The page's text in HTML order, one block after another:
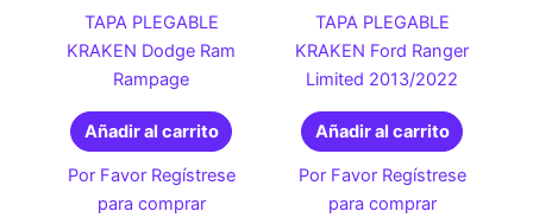
TAPA PLEGABLE
KRAKEN Dodge Ram
Rampage
Añadir al carrito
Por Favor Regístrese
para comprar
TAPA PLEGABLE
KRAKEN Ford Ranger
Limited 2013/2022
Añadir al carrito
Por Favor Regístrese
para comprar